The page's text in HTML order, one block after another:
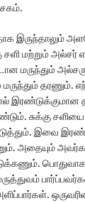
இருந்தாலும்
சளி மற்றும்
மருந்தும்
மருந்தும்
சுக்கு சளியை
இவை
அதையும்